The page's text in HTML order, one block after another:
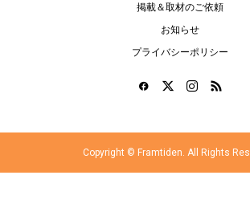
掲載＆取材のご依頼
お知らせ
プライバシーポリシー
Copyright © Framtiden. All Rights